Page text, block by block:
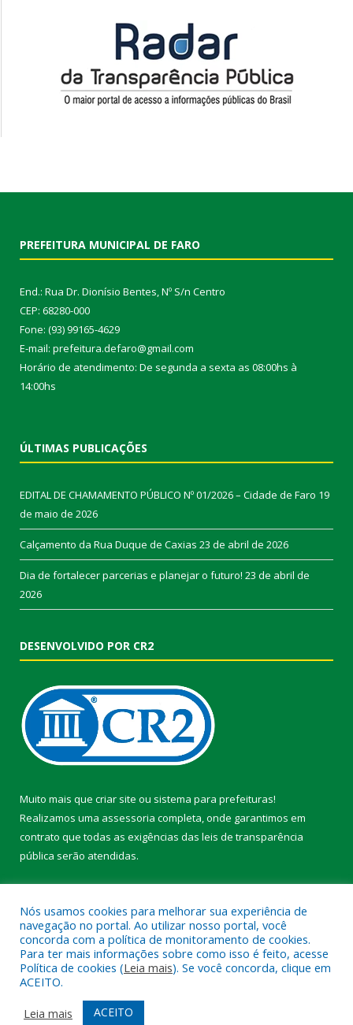
PREFEITURA MUNICIPAL DE FARO
End.: Rua Dr. Dionísio Bentes, Nº S/n Centro
CEP: 68280-000
Fone: (93) 99165-4629
E-mail: prefeitura.defaro@gmail.com
Horário de atendimento: De segunda a sexta as 08:00hs à
14:00hs
ÚLTIMAS PUBLICAÇÕES
EDITAL DE CHAMAMENTO PÚBLICO Nº 01/2026 – Cidade de Faro 19
de maio de 2026
Calçamento da Rua Duque de Caxias 23 de abril de 2026
Dia de fortalecer parcerias e planejar o futuro! 23 de abril de
2026
DESENVOLVIDO POR CR2
Muito mais que criar site ou sistema para prefeituras!
Realizamos uma assessoria completa, onde garantimos em
contrato que todas as exigências das leis de transparência
pública serão atendidas.
Todos os direitos reservados a Prefeitura Municipal de Faro.
Mapa do Site
Acessar Área Administrativa
Nós usamos cookies para melhorar sua experiência de
navegação no portal. Ao utilizar nosso portal, você
concorda com a política de monitoramento de cookies.
Para ter mais informações sobre como isso é feito, acesse
Política de cookies (Leia mais). Se você concorda, clique em
ACEITO.
Leia mais
ACEITO